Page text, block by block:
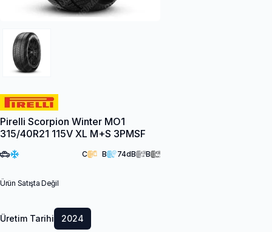
Pirelli Scorpion Winter MO1
315/40R21 115V XL M+S 3PMSF
C B 74dB B
Ürün Satışta Değil
Üretim Tarihi 2024